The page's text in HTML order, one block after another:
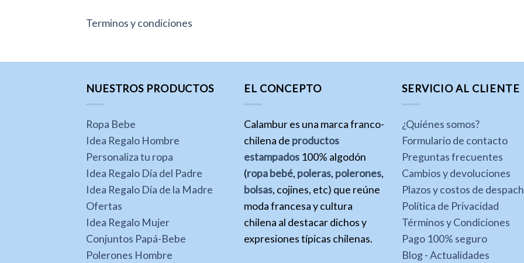
Terminos y condiciones
NUESTROS PRODUCTOS
Ropa Bebe
Idea Regalo Hombre
Personaliza tu ropa
Idea Regalo Día del Padre
Idea Regalo Día de la Madre
Ofertas
Idea Regalo Mujer
Conjuntos Papá-Bebe
Polerones Hombre
EL CONCEPTO
Calambur es una marca franco-
chilena de productos
estampados 100% algodón
(ropa bebé, poleras, polerones,
bolsas, cojines, etc) que reúne
moda francesa y cultura
chilena al destacar dichos y
expresiones típicas chilenas.
SERVICIO AL CLIENTE
¿Quiénes somos?
Formulario de contacto
Preguntas frecuentes
Cambios y devoluciones
Plazos y costos de
Política de Privacidad
Términos y Condiciones
Pago 100% seguro
Blog - Actualidades